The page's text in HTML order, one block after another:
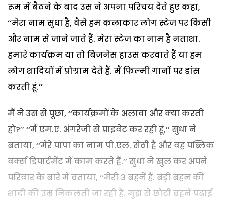
रूम में बैठने के बाद उस ने अपना परिचय देते हुए कहा,
‘‘मेरा नाम सुधा है, वैसे हम कलाकार लोग स्टेज पर किसी
और नाम से जाने जाते हैं. मेरा स्टेज का नाम है नताशा.
हमारे कार्यक्रम या तो बिजनेस हाउस करवाते हैं या हम
लोग शादियों में प्रोग्राम देते हैं. मैं फिल्मी गानों पर डांस
करती हूं.’’
मैं ने उस से पूछा, ‘‘कार्यक्रमों के अलावा और क्या करती
हो?’’ ‘‘मैं एम.ए. अंगरेजी से प्राइवेट कर रही हूं,’’ सुधा ने
बताया, ‘‘मेरे पापा का नाम पी.एल. सेठी है और वह पब्लिक
वर्क्स डिपार्टमेंट में काम करते हैं.’’ सुधा ने खुल कर अपने
परिवार के बारे में बताया, ‘‘मेरी 3 बहनें हैं. बड़ी बहन की
शादी की उम्र निकलती जा रही है. मुझ से छोटी बहनें पढ़ाई